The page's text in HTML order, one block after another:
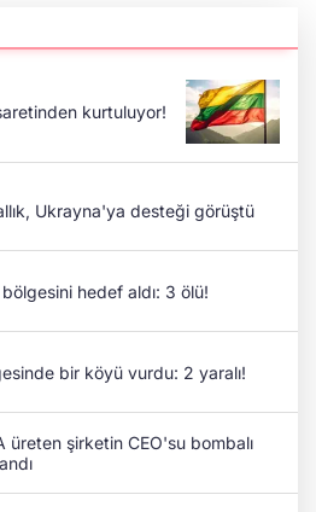
kurtuluyor!
Ukrayna'ya desteği görüştü
hedef aldı: 3 ölü!
bir köyü vurdu: 2 yaralı!
üreten şirketin CEO'su bombalı